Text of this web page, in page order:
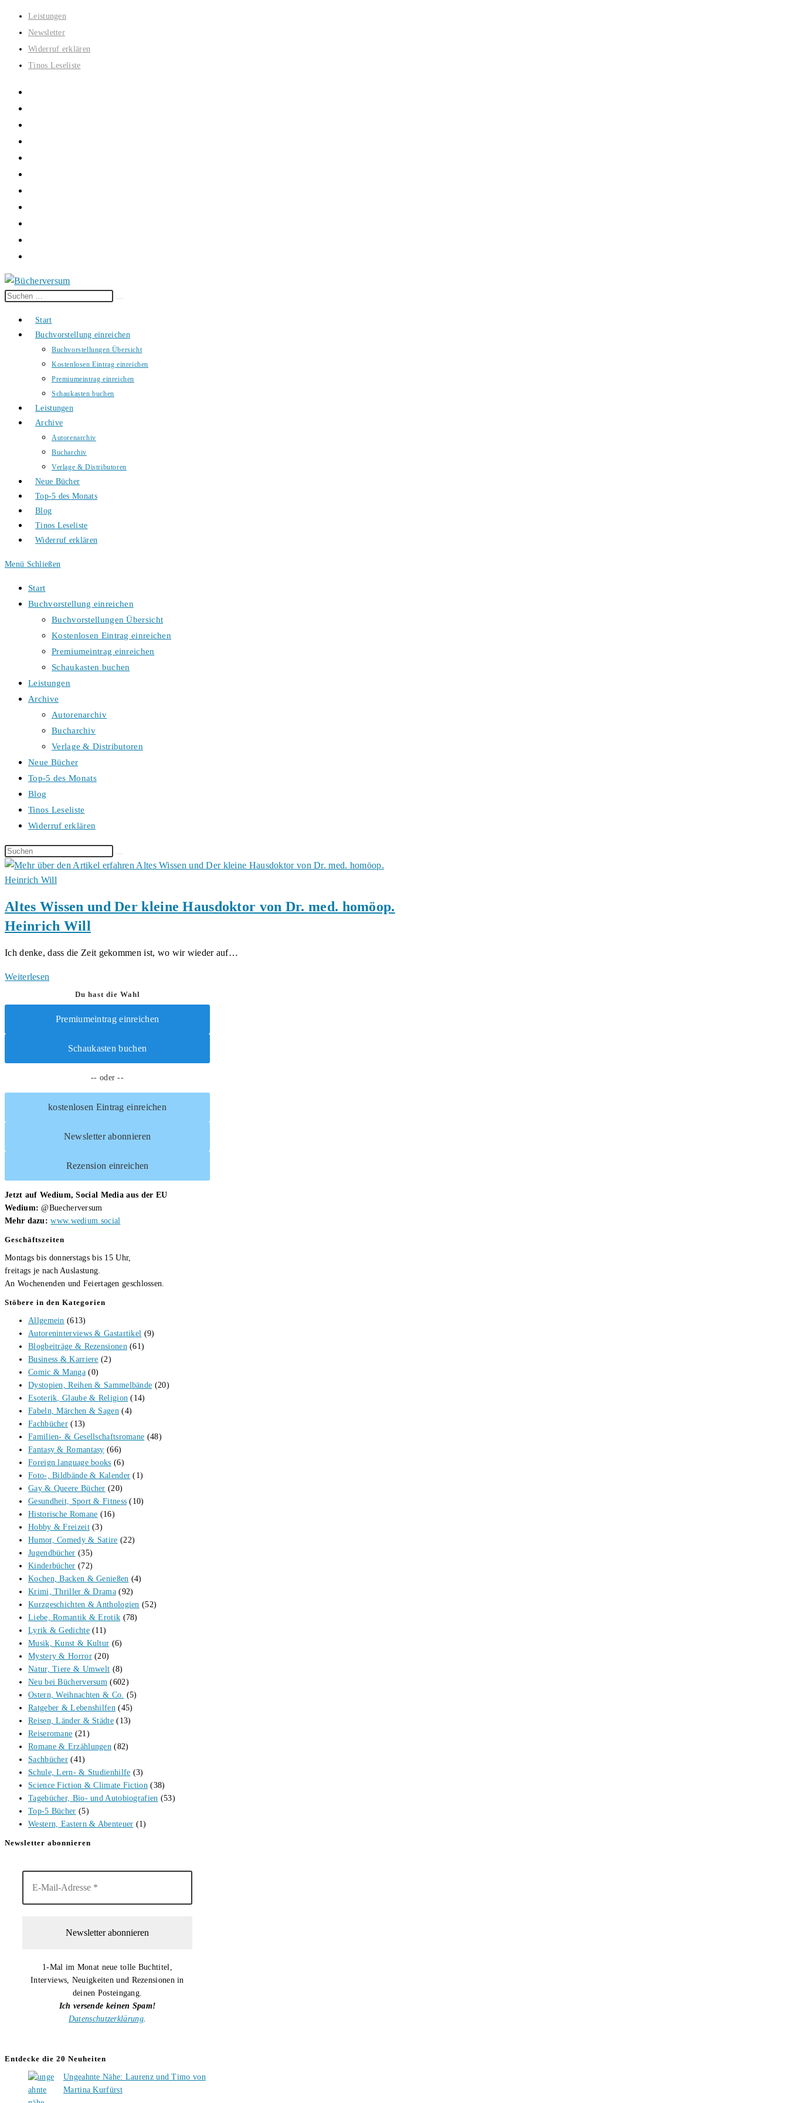
Zum
Inhalt
springen
Leistungen
Newsletter
Widerruf erklären
Tinos Leseliste
Diese
durchsuchen
Start
Buchvorstellung einreichen
Buchvorstellungen Übersicht
Kostenlosen Eintrag einreichen
Premiumeintrag einreichen
Schaukasten buchen
Leistungen
Archive
Autorenarchiv
Bucharchiv
Verlage & Distributoren
Neue Bücher
Top-5 des Monats
Blog
Tinos Leseliste
Widerruf erklären
Menü Schließen
Start
Buchvorstellung einreichen
Buchvorstellungen Übersicht
Kostenlosen Eintrag einreichen
Premiumeintrag einreichen
Schaukasten buchen
Leistungen
Archive
Autorenarchiv
Bucharchiv
Verlage & Distributoren
Neue Bücher
Top-5 des Monats
Blog
Tinos Leseliste
Widerruf erklären
Diese
Website
durchsuchen
Altes Wissen und Der kleine Hausdoktor von Dr. med. homöop.
Heinrich Will
Ich denke, dass die Zeit gekommen ist, wo wir wieder auf…
Weiterlesen
Wissen
und
Der
Hausdoktor
von
med.
homöop.
Will
Du hast die Wahl
Premiumeintrag einreichen
Schaukasten buchen
-- oder --
kostenlosen Eintrag einreichen
Newsletter abonnieren
Rezension einreichen
Jetzt auf Wedium, Social Media aus der EU
Wedium: @Buecherversum
Mehr dazu: www.wedium.social
Geschäftszeiten
Montags bis donnerstags bis 15 Uhr,
freitags je nach Auslastung.
An Wochenenden und Feiertagen geschlossen.
Stöbere in den Kategorien
Allgemein (613)
Autoreninterviews & Gastartikel (9)
Blogbeiträge & Rezensionen (61)
Business & Karriere (2)
Comic & Manga (0)
Dystopien, Reihen & Sammelbände (20)
Esoterik, Glaube & Religion (14)
Fabeln, Märchen & Sagen (4)
Fachbücher (13)
Familien- & Gesellschaftsromane (48)
Fantasy & Romantasy (66)
Foreign language books (6)
Foto-, Bildbände & Kalender (1)
Gay & Queere Bücher (20)
Gesundheit, Sport & Fitness (10)
Historische Romane (16)
Hobby & Freizeit (3)
Humor, Comedy & Satire (22)
Jugendbücher (35)
Kinderbücher (72)
Kochen, Backen & Genießen (4)
Krimi, Thriller & Drama (92)
Kurzgeschichten & Anthologien (52)
Liebe, Romantik & Erotik (78)
Lyrik & Gedichte (11)
Musik, Kunst & Kultur (6)
Mystery & Horror (20)
Natur, Tiere & Umwelt (8)
Neu bei Bücherversum (602)
Ostern, Weihnachten & Co. (5)
Ratgeber & Lebenshilfen (45)
Reisen, Länder & Städte (13)
Reiseromane (21)
Romane & Erzählungen (82)
Sachbücher (41)
Schule, Lern- & Studienhilfe (3)
Science Fiction & Climate Fiction (38)
Tagebücher, Bio- und Autobiografien (53)
Top-5 Bücher (5)
Western, Eastern & Abenteuer (1)
Newsletter abonnieren
1-Mal im Monat neue tolle Buchtitel,
Interviews, Neuigkeiten und Rezensionen in
deinen Posteingang.
Ich versende keinen Spam!
Datenschutzerklärung.
Entdecke die 20 Neuheiten
Ungeahnte Nähe: Laurenz und Timo von
Martina Kurfürst